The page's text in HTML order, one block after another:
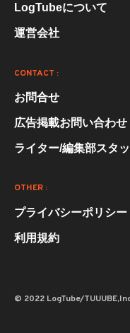
LogTubeについて
運営会社
CONTACT :
お問合せ
広告掲載お問い合わせ
ライター/編集部スタ
OTHER :
プライバシーポリシー
利用規約
© 2022 LogTube/